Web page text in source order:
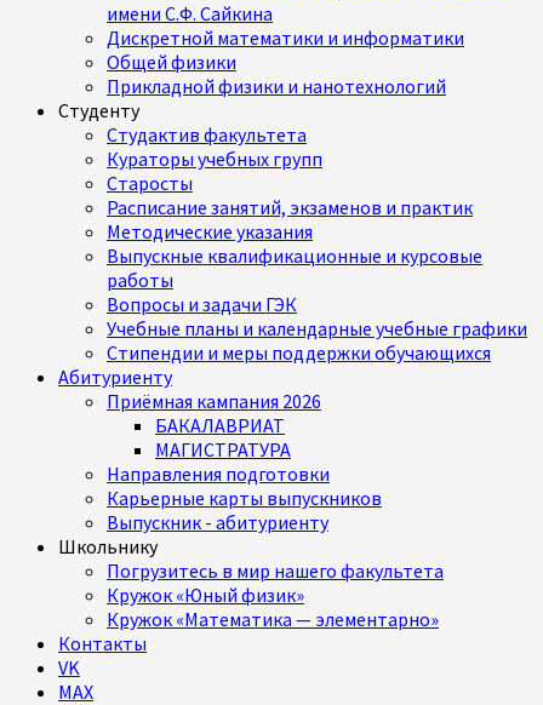
имени С.Ф. Сайкина
Дискретной математики и информатики
Общей физики
Прикладной физики и нанотехнологий
Студенту
Студактив факультета
Кураторы учебных групп
Старосты
Расписание занятий, экзаменов и практик
Методические указания
Выпускные квалификационные и курсовые
работы
Вопросы и задачи ГЭК
Учебные планы и календарные учебные графики
Стипендии и меры поддержки обучающихся
Абитуриенту
Приёмная кампания 2026
БАКАЛАВРИАТ
МАГИСТРАТУРА
Направления подготовки
Карьерные карты выпускников
Выпускник - абитуриенту
Школьнику
Погрузитесь в мир нашего факультета
Кружок «Юный физик»
Кружок «Математика — элементарно»
Контакты
VK
MAX